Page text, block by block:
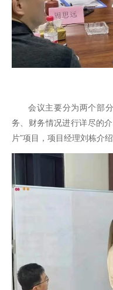
会议主要分为两个部
务、财务情况进行详尽的
片”项目，项目经理刘栋介绍